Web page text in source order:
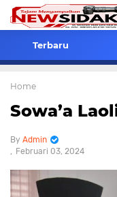
Terbaru
Home
Sowa’a
Admin
Februari 03, 2024